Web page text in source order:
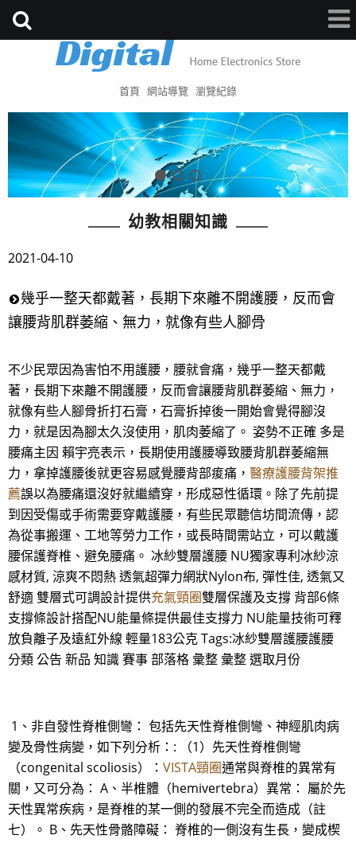
首頁 網站導覽 瀏覽紀錄
幼教相關知識
2021-04-10
幾乎一整天都戴著，長期下來離不開護腰，反而會
讓腰背肌群萎縮、無力，就像有些人腳骨
不少民眾因為害怕不用護腰，腰就會痛，幾乎一整天都戴
著，長期下來離不開護腰，反而會讓腰背肌群萎縮、無力，
就像有些人腳骨折打石膏，石膏拆掉後一開始會覺得腳沒
力，就是因為腳太久沒使用，肌肉萎縮了。 姿勢不正確 多是
腰痛主因 賴宇亮表示，長期使用護腰導致腰背肌群萎縮無
力，拿掉護腰後就更容易感覺腰背部痠痛， 醫療護腰背架推
薦誤以為腰痛還沒好就繼續穿，形成惡性循環。除了先前提
到因受傷或手術需要穿戴護腰，有些民眾聽信坊間流傳，認
為從事搬運、工地等勞力工作，或長時間需站立，可以戴護
腰保護脊椎、避免腰痛。 冰紗雙層護腰 NU獨家專利冰紗涼
感材質, 涼爽不悶熱 透氣超彈力網狀Nylon布, 彈性佳, 透氣又
舒適 雙層式可調設計提供充氣頸圈雙層保護及支撐 背部6條
支撐條設計搭配NU能量條提供最佳支撐力 NU能量技術可釋
放負離子及遠紅外線 輕量183公克 Tags:冰紗雙層護腰護腰
分類 公告 新品 知識 賽事 部落格 彙整 彙整 選取月份
1、非自發性脊椎側彎： 包括先天性脊椎側彎、神經肌肉病
變及骨性病變，如下列分析：: （1）先天性脊椎側彎
（congenital scoliosis）： VISTA頸圈通常與脊椎的異常有
關，又可分為： A、半椎體（hemivertebra）異常： 屬於先
天性異常疾病，是脊椎的某一側的發展不完全而造成（註
七）。 B、先天性骨骼障礙： 脊椎的一側沒有生長，變成楔